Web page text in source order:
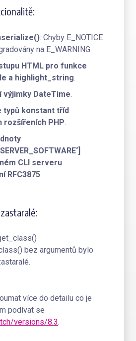
: Chyby E_NOTICE
na E_WARNING.
HTML pro funkce
a highlight_string.
výjimky DateTime.
typů konstant tříd
rozšířeních PHP.
CLI serveru
RFC3875.
bez argumentů bylo
více do detailu co je
podívat se
versions/8.3.